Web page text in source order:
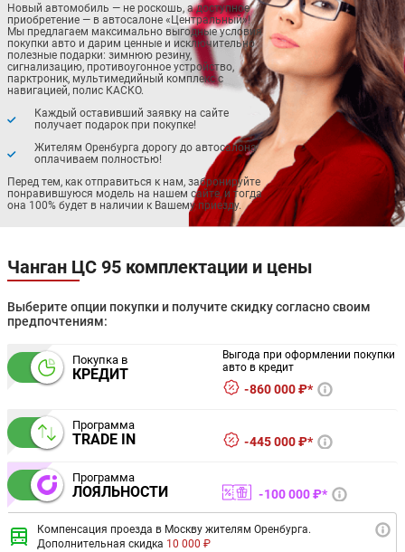
Новый автомобиль — не роскошь, а доступное
приобретение — в автосалоне «Центральный»!
Мы предлагаем максимально выгодные условия
покупки авто и дарим ценные и исключительно
полезные подарки: зимнюю резину,
сигнализацию, противоугонное устройство,
парктроник, мультимедийный комплекс с
навигацией, полис КАСКО.
Каждый оставивший заявку на сайте
получает подарок при покупке!
Жителям Оренбурга дорогу до автосалона
оплачиваем полностью!
Перед тем, как отправиться к нам, забронируйте
понравившуюся модель на нашем сайте, и тогда
она 100% будет в наличии к Вашему приезду.
Чанган ЦС 95 комплектации и цены
Выберите опции покупки и получите скидку согласно своим
предпочтениям:
Покупка в
КРЕДИТ
Выгода при оформлении покупки
авто в кредит
860 000 ₽*
Программа
TRADE IN 445 000 ₽*
Программа
ЛОЯЛЬНОСТИ 100 000 ₽*
Компенсация проезда в Москву жителям Оренбурга.
Дополнительная скидка 10 000 ₽